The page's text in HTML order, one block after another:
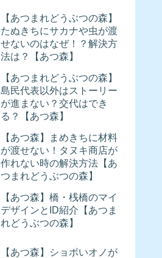
【あつまれどうぶつの森】
たぬきちにサカナや虫が渡
せないのはなぜ！？解決方
法は？【あつ森】
【あつまれどうぶつの森】
島民代表以外はストーリー
が進まない？交代はでき
る？【あつ森】
【あつ森】まめきちに材料
が渡せない！タヌキ商店が
作れない時の解決方法【あ
つまれどうぶつの森】
【あつ森】橋・桟橋のマイ
デザインとID紹介【あつま
れどうぶつの森】
【あつ森】ショボいオノが